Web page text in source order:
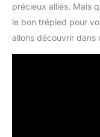
précieux alliés. Mais
le bon trépied pour
allons découvrir dans